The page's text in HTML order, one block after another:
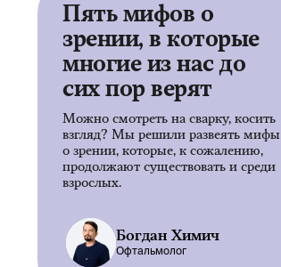
Пять мифов о
зрении, в которые
многие из нас до
сих пор верят
Можно смотреть на сварку, косить
взгляд? Мы решили развеять мифы
о зрении, которые, к сожалению,
продолжают существовать и среди
взрослых.
Богдан Химич
Офтальмолог